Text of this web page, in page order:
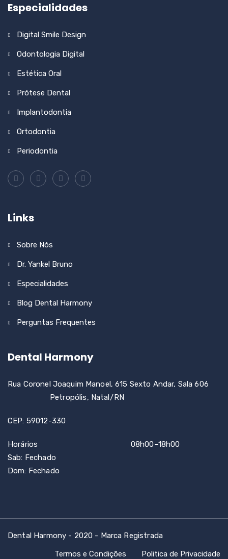
Especialidades
Digital Smile Design
Odontologia Digital
Estética Oral
Prótese Dental
Implantodontia
Ortodontia
Periodontia
Links
Sobre Nós
Dr. Yankel Bruno
Especialidades
Blog Dental Harmony
Perguntas Frequentes
Dental Harmony
Rua Coronel Joaquim Manoel, 615 Sexto Andar, Sala 606
Petropólis, Natal/RN
CEP: 59012-330
Horários 08h00–18h00
Sab: Fechado
Dom: Fechado
Dental Harmony - 2020 - Marca Registrada
Termos e Condições
Politica de Privacidade